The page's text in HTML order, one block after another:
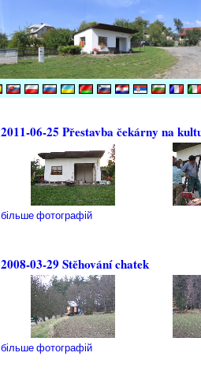
2011-06-25 Přestavba čekárny na
більше фотографій
2008-03-29 Stěhování chatek
більше фотографій